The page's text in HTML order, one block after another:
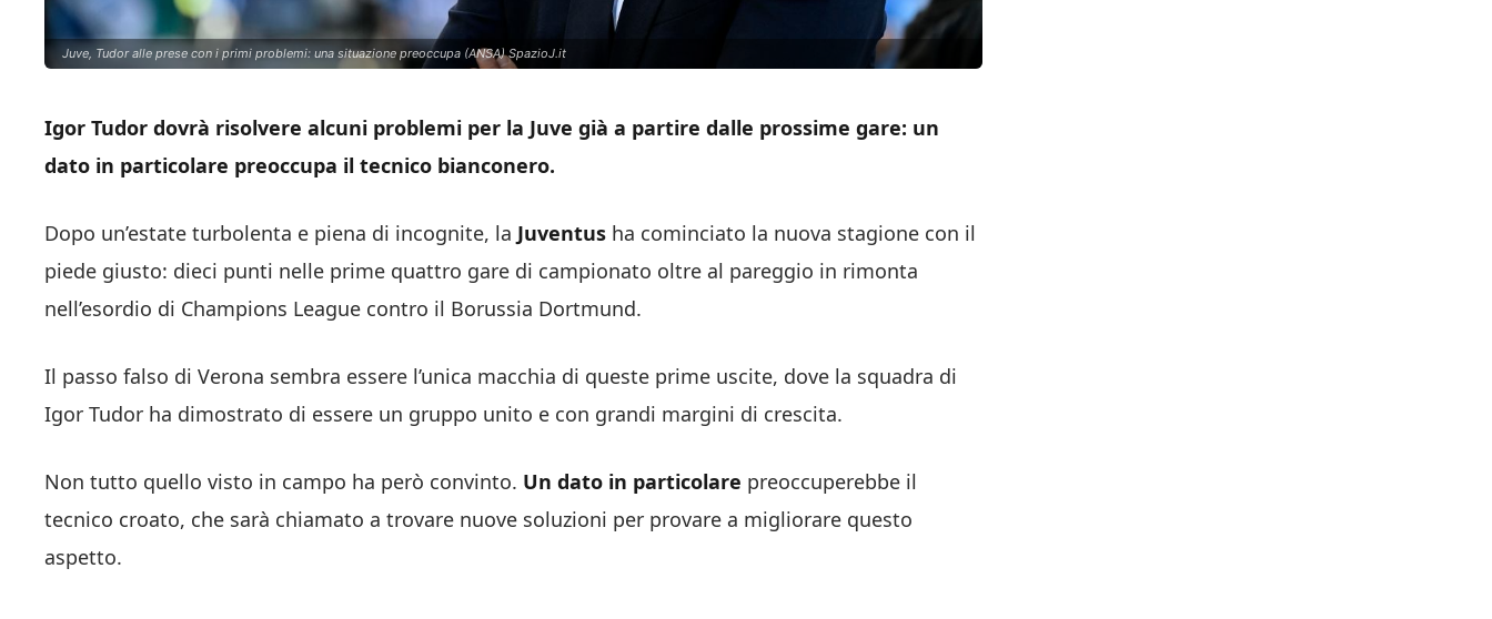
Juve, Tudor alle prese con i primi problemi: una situazione preoccupa (ANSA) SpazioJ.it
Igor Tudor dovrà risolvere alcuni problemi per la Juve già a partire dalle prossime gare: un
dato in particolare preoccupa il tecnico bianconero.
Dopo un’estate turbolenta e piena di incognite, la Juventus ha cominciato la nuova stagione con il
piede giusto: dieci punti nelle prime quattro gare di campionato oltre al pareggio in rimonta
nell’esordio di Champions League contro il Borussia Dortmund.
Il passo falso di Verona sembra essere l’unica macchia di queste prime uscite, dove la squadra di
Igor Tudor ha dimostrato di essere un gruppo unito e con grandi margini di crescita.
Non tutto quello visto in campo ha però convinto. Un dato in particolare preoccuperebbe il
tecnico croato, che sarà chiamato a trovare nuove soluzioni per provare a migliorare questo
aspetto.